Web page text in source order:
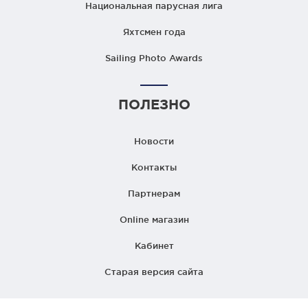
Национальная парусная лига
Яхтсмен года
Sailing Photo Awards
ПОЛЕЗНО
Новости
Контакты
Партнерам
Online магазин
Кабинет
Старая версия сайта